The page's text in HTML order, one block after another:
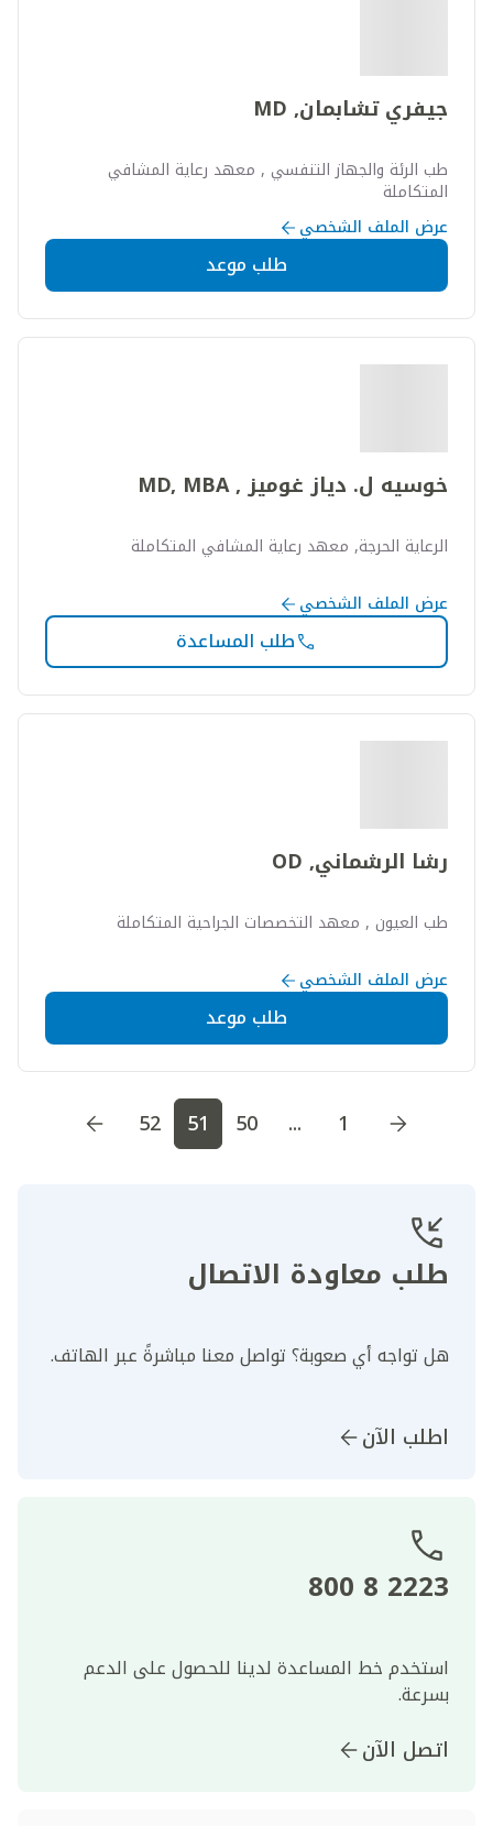
جيفري تشابمان, MD
طب الرئة والجهاز التنفسي , معهد رعاية المشافي
المتكاملة
عرض الملف الشخصي
طلب موعد
خوسيه ل. دياز غوميز , MD, MBA
الرعاية الحرجة, معهد رعاية المشافي المتكاملة
عرض الملف الشخصي
طلب المساعدة
رشا الرشماني, OD
طب العيون , معهد التخصصات الجراحية المتكاملة
عرض الملف الشخصي
طلب موعد
اذهب إلى الصفحة اذهب إلى الصفحة2 اذهب إلى 1
...
50
51
52
طلب معاودة الاتصال
هل تواجه أي صعوبة؟ تواصل معنا مباشرةً عبر الهاتف.
اطلب الآن
2223 8 800
استخدم خط المساعدة لدينا للحصول على الدعم
بسرعة.
اتصل الآن